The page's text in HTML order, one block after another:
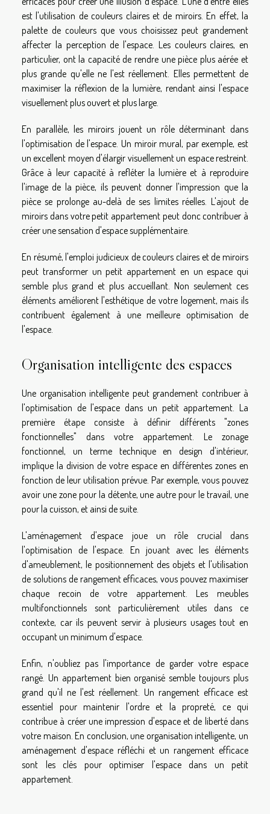
est l'utilisation de couleurs claires et de miroirs. En effet, la
palette de couleurs que vous choisissez peut grandement
affecter la perception de l'espace. Les couleurs claires, en
particulier, ont la capacité de rendre une pièce plus aérée et
plus grande qu'elle ne l'est réellement. Elles permettent de
maximiser la réflexion de la lumière, rendant ainsi l'espace
visuellement plus ouvert et plus large.
En parallèle, les miroirs jouent un rôle déterminant dans
l'optimisation de l'espace. Un miroir mural, par exemple, est
un excellent moyen d'élargir visuellement un espace restreint.
Grâce à leur capacité à refléter la lumière et à reproduire
l'image de la pièce, ils peuvent donner l'impression que la
pièce se prolonge au-delà de ses limites réelles. L'ajout de
miroirs dans votre petit appartement peut donc contribuer à
créer une sensation d'espace supplémentaire.
En résumé, l'emploi judicieux de couleurs claires et de miroirs
peut transformer un petit appartement en un espace qui
semble plus grand et plus accueillant. Non seulement ces
éléments améliorent l'esthétique de votre logement, mais ils
contribuent également à une meilleure optimisation de
l'espace.
Organisation intelligente des espaces
Une organisation intelligente peut grandement contribuer à
l'optimisation de l'espace dans un petit appartement. La
première étape consiste à définir différents "zones
fonctionnelles" dans votre appartement. Le zonage
fonctionnel, un terme technique en design d'intérieur,
implique la division de votre espace en différentes zones en
fonction de leur utilisation prévue. Par exemple, vous pouvez
avoir une zone pour la détente, une autre pour le travail, une
pour la cuisson, et ainsi de suite.
L'aménagement d'espace joue un rôle crucial dans
l'optimisation de l'espace. En jouant avec les éléments
d'ameublement, le positionnement des objets et l'utilisation
de solutions de rangement efficaces, vous pouvez maximiser
chaque recoin de votre appartement. Les meubles
multifonctionnels sont particulièrement utiles dans ce
contexte, car ils peuvent servir à plusieurs usages tout en
occupant un minimum d'espace.
Enfin, n'oubliez pas l'importance de garder votre espace
rangé. Un appartement bien organisé semble toujours plus
grand qu'il ne l'est réellement. Un rangement efficace est
essentiel pour maintenir l'ordre et la propreté, ce qui
contribue à créer une impression d'espace et de liberté dans
votre maison. En conclusion, une organisation intelligente, un
aménagement d'espace réfléchi et un rangement efficace
sont les clés pour optimiser l'espace dans un petit
appartement.